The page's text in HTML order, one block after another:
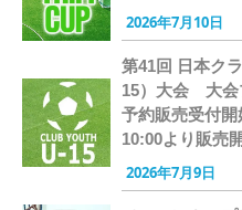
2026年7月10日
第41回 日本ク
15）大会 大会
予約販売受付開
10:00より販売
2026年7月9日